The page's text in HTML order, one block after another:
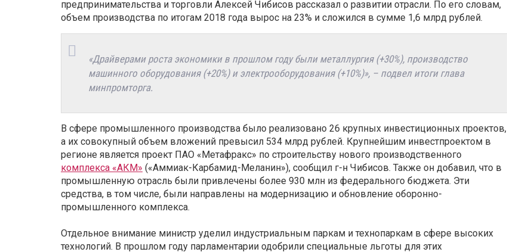
предпринимательства и торговли Алексей Чибисов рассказал о развитии отрасли. По его словам,
объем производства по итогам 2018 года вырос на 23% и сложился в сумме 1,6 млрд рублей.
«Драйверами роста экономики в прошлом году были металлургия (+30%), производство
машинного оборудования (+20%) и электрооборудования (+10%)», – подвел итоги глава
минпромторга.
В сфере промышленного производства было реализовано 26 крупных инвестиционных проектов,
а их совокупный объем вложений превысил 534 млрд рублей. Крупнейшим инвестпроектом в
регионе является проект ПАО «Метафракс» по строительству нового производственного
комплекса «АКМ» («Аммиак-Карбамид-Меланин»), сообщил г-н Чибисов. Также он добавил, что в
промышленную отрасль были привлечены более 930 млн из федерального бюджета. Эти
средства, в том числе, были направлены на модернизацию и обновление оборонно-
промышленного комплекса.
Отдельное внимание министр уделил индустриальным паркам и технопаркам в сфере высоких
технологий. В прошлом году парламентарии одобрили специальные льготы для этих